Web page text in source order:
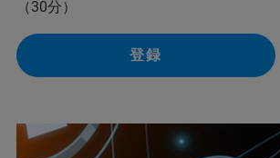
（30分）
登録